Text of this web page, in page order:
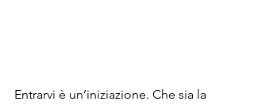
Entrarvi è un’iniziazione. Che sia la